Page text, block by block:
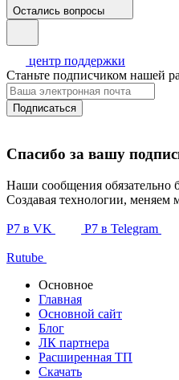
Остались вопросы
центр поддержки
Станьте подписчиком нашей
Подписаться
Спасибо за вашу
Наши сообщения обязательно
Создавая технологии, меняем
Р7 в VK Р7 в Telegram
Rutube
Основное
Главная
Основной сайт
Блог
ЛК партнера
Расширенная ТП
Скачать